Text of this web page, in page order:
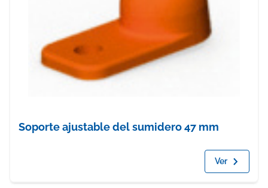
Soporte ajustable del sumidero 47 mm
Ver